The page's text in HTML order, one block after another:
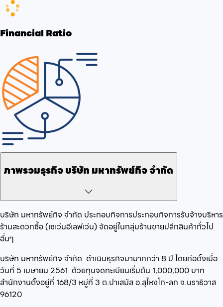
Financial Ratio
ภาพรวมธุรกิจบริษัท มหาทรัพย์กิจ จำกัด
บริษัท มหาทรัพย์กิจ จำกัด ประกอบกิจการประกอบกิจการรับจ้างบริหาร
ร้านสะดวกซื้อ (เซเว่นอีเลฟเว่น)จัดอยู่ในกลุ่มร้านขายปลีกสินค้าทั่วไป
อื่นๆ
บริษัท มหาทรัพย์กิจ จำกัด ดำเนินธุรกิจมามากกว่า 8ปี โดยก่อตั้งเมื่อ
วันที่ 5 เมษายน 2561 ด้วยทุนจดทะเบียนเริ่มต้น 1,000,000 บาท
สำนักงานตั้งอยู่ที่ 168/3 หมู่ที่ 3 ต.ปาเสมัส อ.สุไหงโก-ลก จ.นราธิวาส
96120